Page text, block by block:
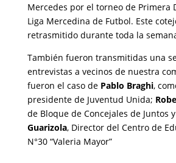
Mercedes por el torneo de Primera
Liga Mercedina de Futbol. Este
retrasmitido durante toda la
También fueron transmitidas una
entrevistas a vecinos de nuestra
fueron el caso de Pablo Braghi,
presidente de Juventud Unida;
de Bloque de Concejales de Juntos y
Guarizola, Director del Centro de
N°30 “Valeria Mayor”